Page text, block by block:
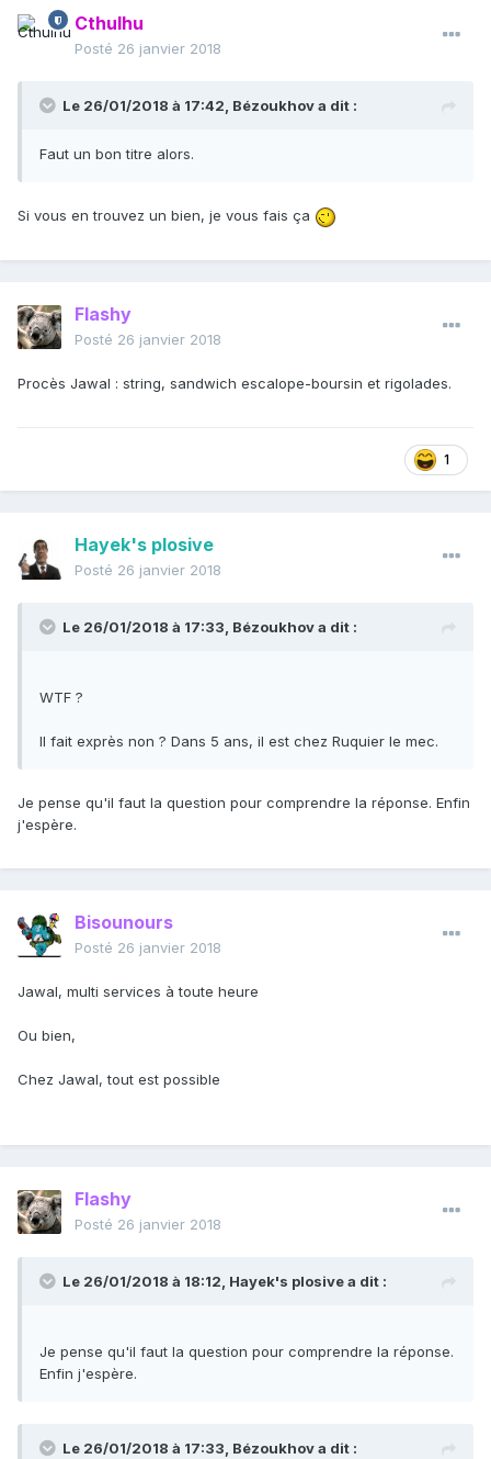
Cthulhu
Posté 26 janvier 2018
Le 26/01/2018 à 17:42, Bézoukhova dit :
Faut un bon titre alors.
Si vous en trouvez un bien, je vous fais ça
Flashy
Posté 26 janvier 2018
Procès Jawal : string, sandwich escalope-boursin et rigolades.
1
Hayek's plosive
Posté 26 janvier 2018
Le 26/01/2018 à 17:33, Bézoukhova dit :
WTF ?
Il fait exprès non ? Dans 5 ans, il est chez Ruquier le mec.
Je pense qu'il faut la question pour comprendre la réponse. Enfin
j'espère.
Bisounours
Posté 26 janvier 2018
Jawal, multi services à toute heure
Ou bien,
Chez Jawal, tout est possible
Flashy
Posté 26 janvier 2018
Le 26/01/2018 à 18:12, Hayek's plosivea dit :
Je pense qu'il faut la question pour comprendre la réponse.
Enfin j'espère.
Le 26/01/2018 à 17:33, Bézoukhova dit :